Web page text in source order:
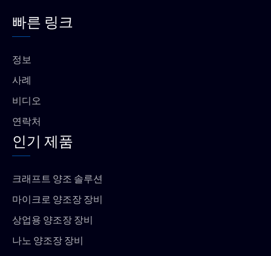
b
o
빠른 링크
정보
사례
비디오
연락처
인기 제품
크래프트 양조 솔루션
마이크로 양조장 장비
상업용 양조장 장비
나노 양조장 장비